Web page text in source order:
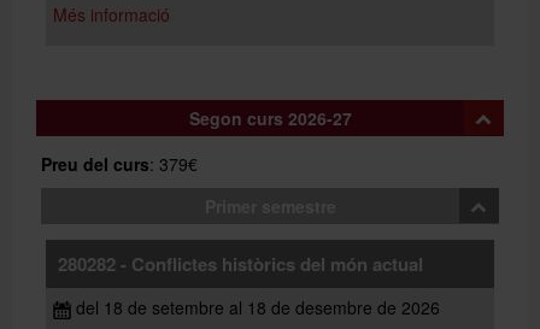
Més informació
Segon curs 2026-27
Preu del curs: 379€
280282 - Conflictes històrics del món actual
del 18 de setembre al 18 de desembre de 2026